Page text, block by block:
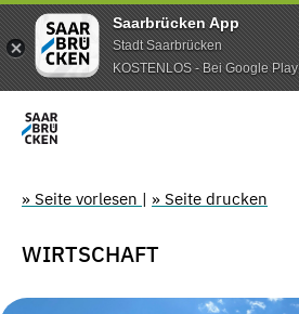
Saarbrücken App
Stadt Saarbrücken
KOSTENLOS - Bei Google Play
» Seite vorlesen | » Seite drucken
WIRTSCHAFT